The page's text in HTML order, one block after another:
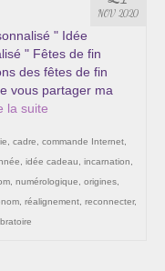
femme plus
NOV 2020
" Idée
" Fêtes de fin
des fêtes de fin
vous partager ma
la suite­­
cadre commande Internet
idée cadeau incarnation
numérologique origines
réalignement reconnecter,